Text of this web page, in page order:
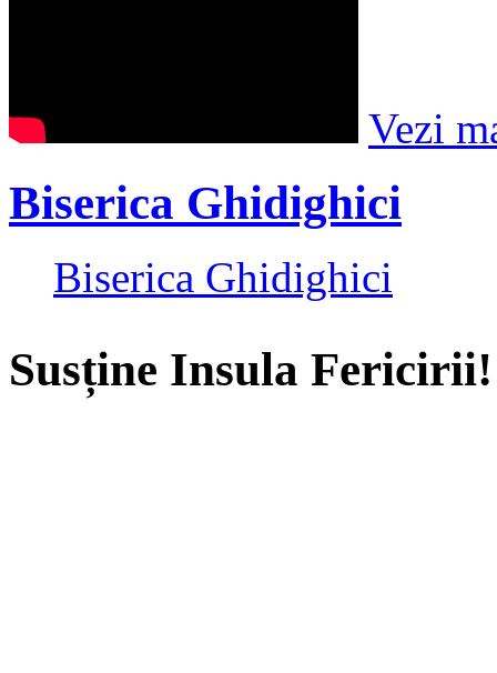
Vezi
Biserica Ghidighici
Biserica Ghidighici
Susține Insula Fericirii!